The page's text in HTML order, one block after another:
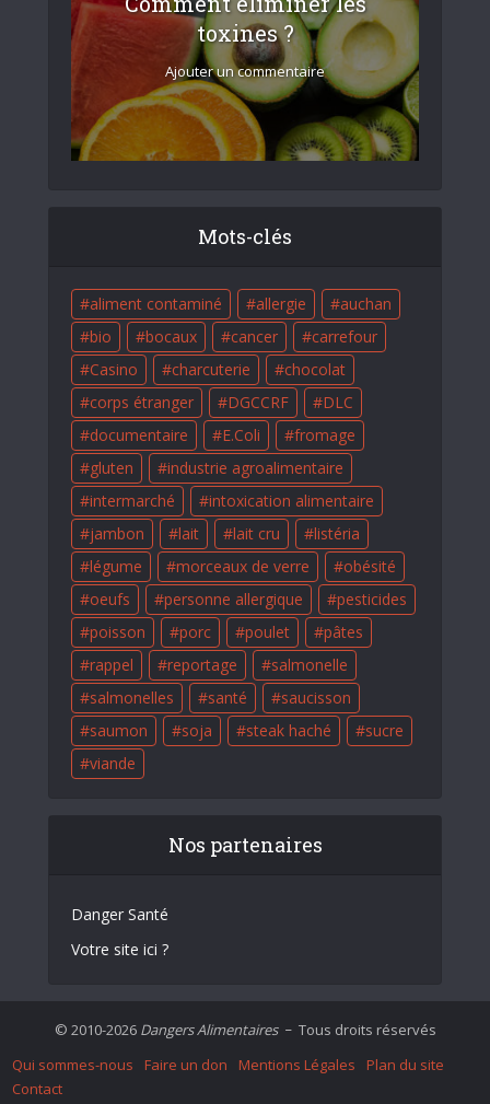
toxines ?
Ajouter un commentaire
Mots-clés
aliment contaminé allergie
auchan
bio
bocaux cancer
carrefour
Casino
charcuterie
chocolat
corps étranger
DGCCRF
DLC
documentaire
E.Coli
fromage
gluten
industrie agroalimentaire
intermarché
intoxication alimentaire
jambon
lait lait cru
listéria
légume
morceaux de verre
obésité
oeufs
personne allergique
pesticides
poisson
porc poulet
pâtes
rappel
reportage
salmonelle
salmonelles
santé
saucisson
saumon
soja steak haché
sucre
viande
Nos partenaires
Danger Santé
Votre site ici ?
© 2010-2026 Dangers Alimentaires – Tous droits réservés
Qui sommes-nous
Faire un don Mentions Légales
Plan du site
Contact